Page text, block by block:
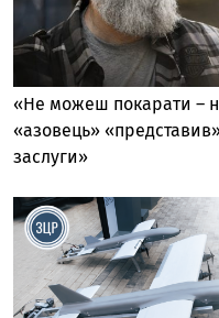
«Не можеш покарати –
«азовець»
заслуги»